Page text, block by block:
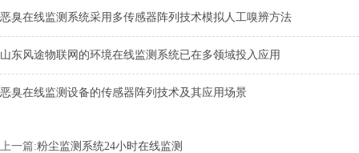
恶臭在线监测系统采用多传感器阵列技术模拟人工嗅辨方法
山东风途物联网的环境在线监测系统已在多领域投入应用
恶臭在线监测设备的传感器阵列技术及其应用场景
上一篇:粉尘监测系统24小时在线监测